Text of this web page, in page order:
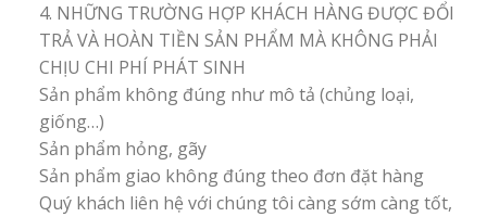
4. NHỮNG TRƯỜNG HỢP KHÁCH HÀNG ĐƯỢC ĐỔI
TRẢ VÀ HOÀN TIỀN SẢN PHẨM MÀ KHÔNG PHẢI
CHỊU CHI PHÍ PHÁT SINH
Sản phẩm không đúng như mô tả (chủng loại,
giống…)
Sản phẩm hỏng, gãy
Sản phẩm giao không đúng theo đơn đặt hàng
Quý khách liên hệ với chúng tôi càng sớm càng tốt,